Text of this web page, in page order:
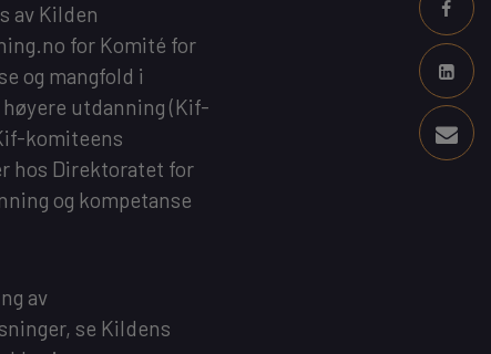
av Kilden
for Komité for
og mangfold i
utdanning(Kif-
komiteens
hos Direktoratet for
og kompetanse
av
se Kildens